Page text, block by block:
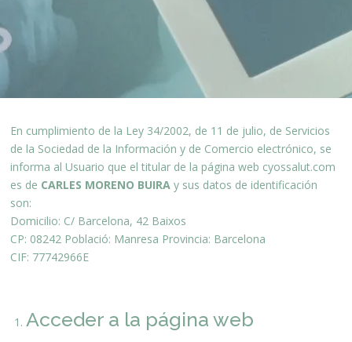
En cumplimiento de la Ley 34/2002, de 11 de julio, de Servicios
de la Sociedad de la Información y de Comercio electrónico, se
informa al Usuario que el titular de la página web cyossalut.com
es de CARLES MORENO BUIRA y sus datos de identificación
son:
Domicilio: C/ Barcelona, 42 Baixos
CP: 08242 Població: Manresa Provincia: Barcelona
CIF: 77742966E
Acceder a la página web